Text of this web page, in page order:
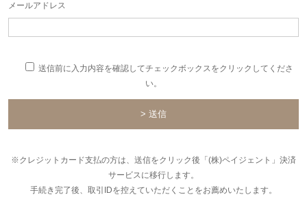
メールアドレス
送信前に入力内容を確認してチェックボックスをクリックしてくださ
い。
※クレジットカード支払の方は、送信をクリック後「(株)ペイジェント」決済
サービスに移行します。
手続き完了後、取引IDを控えていただくことをお薦めいたします。